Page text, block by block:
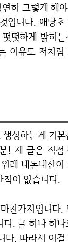
히 그렇게 해
입니다. 애당초
떳하게 밝히
이유도 저처
! 제 글은 직접
래 내돈내산이
이 없습니다.
. 글 하나 하
다. 따라서 이